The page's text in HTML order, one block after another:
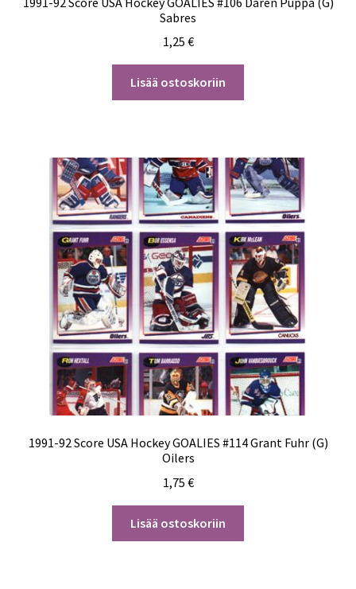
Sabres
1,25 €
Lisää ostoskoriin
1991-92 Score USA Hockey GOALIES #114 Grant Fuhr (G)
Oilers
1,75 €
Lisää ostoskoriin